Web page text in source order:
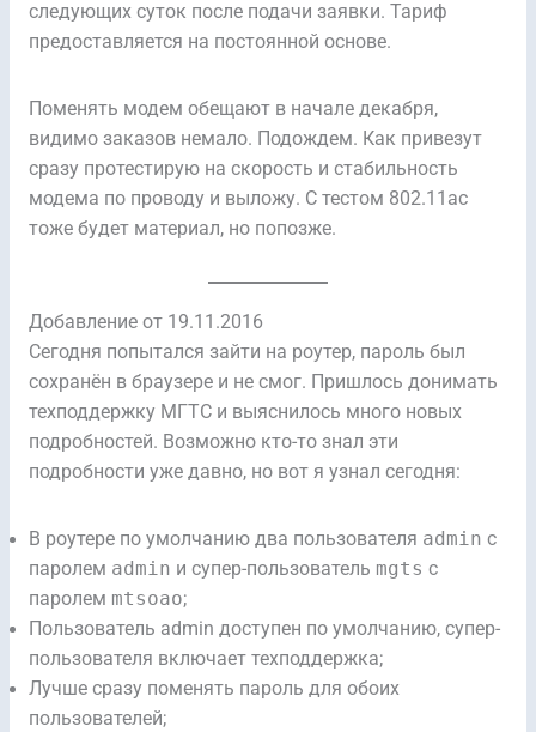
следующих суток после подачи заявки. Тариф
предоставляется на постоянной основе.
Поменять модем обещают в начале декабря,
видимо заказов немало. Подождем. Как привезут
сразу протестирую на скорость и стабильность
модема по проводу и выложу. С тестом 802.11ac
тоже будет материал, но попозже.
Добавление от 19.11.2016
Сегодня попытался зайти на роутер, пароль был
сохранён в браузере и не смог. Пришлось донимать
техподдержку МГТС и выяснилось много новых
подробностей. Возможно кто-то знал эти
подробности уже давно, но вот я узнал сегодня:
В роутере по умолчанию два пользователя admin с
паролем admin и супер-пользователь mgts с
паролем mtsoao;
Пользователь admin доступен по умолчанию, супер-
пользователя включает техподдержка;
Лучше сразу поменять пароль для обоих
пользователей;